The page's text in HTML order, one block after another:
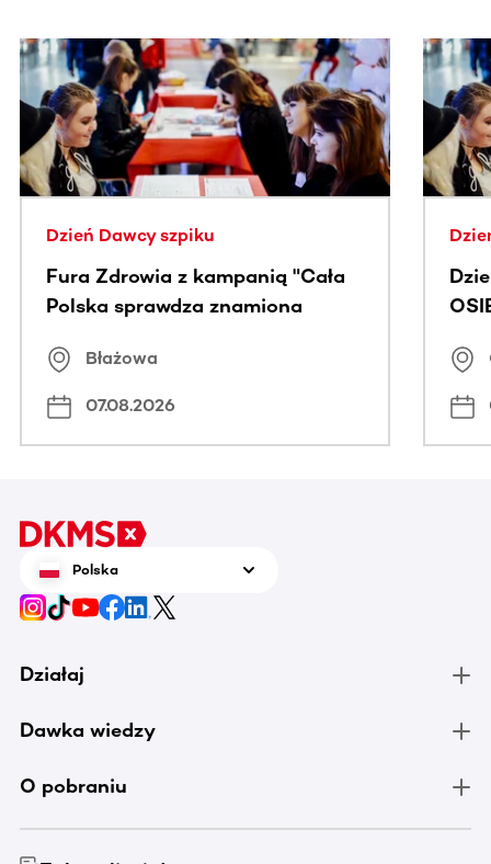
Ta sekcja zawiera treści przewijane w poziomie. Użyj
Dzień Dawcy szpiku
Fura Zdrowia z kampanią "Cała
Polska sprawdza znamiona
Błażowa
07.08.2026
Polska
Działaj
Dawka wiedzy
O pobraniu